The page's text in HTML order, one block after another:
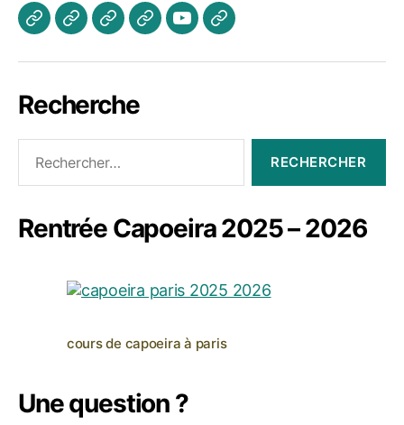
Actualités
Les
A
PhotosVidéoContactez
Recherche
Rentrée Capoeira 2025 – 2026
cours de capoeira à paris
Une question ?